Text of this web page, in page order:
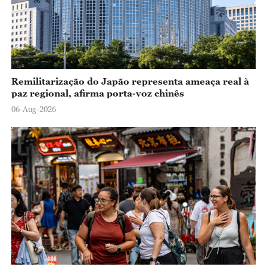
Remilitarização do Japão representa ameaça real à
paz regional, afirma porta-voz chinês
06-Aug-2026